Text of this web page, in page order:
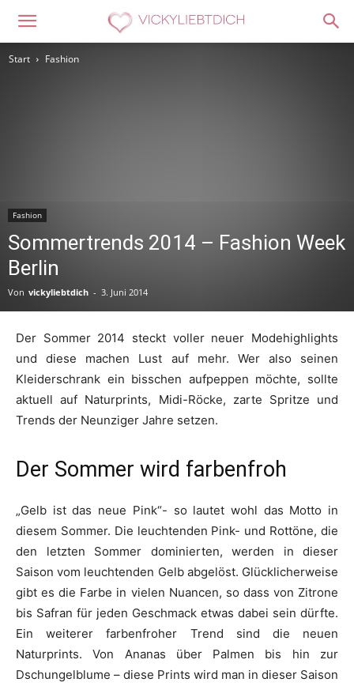
Start Fashion
Fashion
Sommertrends 2014 – Fashion Week
Berlin
Von vickyliebtdich - 3. Juni 2014
Der Sommer 2014 steckt voller neuer Modehighlights
und diese machen Lust auf mehr. Wer also seinen
Kleiderschrank ein bisschen aufpeppen möchte, sollte
aktuell auf Naturprints, Midi-Röcke, zarte Spritze und
Trends der Neunziger Jahre setzen.
Der Sommer wird farbenfroh
„Gelb ist das neue Pink“- so lautet wohl das Motto in
diesem Sommer. Die leuchtenden Pink- und Rottöne, die
den letzten Sommer dominierten, werden in dieser
Saison vom leuchtenden Gelb abgelöst. Glücklicherweise
gibt es die Farbe in vielen Nuancen, so dass von Zitrone
bis Safran für jeden Geschmack etwas dabei sein dürfte.
Ein weiterer farbenfroher Trend sind die neuen
Naturprints. Von Ananas über Palmen bis hin zur
Dschungelblume – diese Prints wird man in dieser Saison